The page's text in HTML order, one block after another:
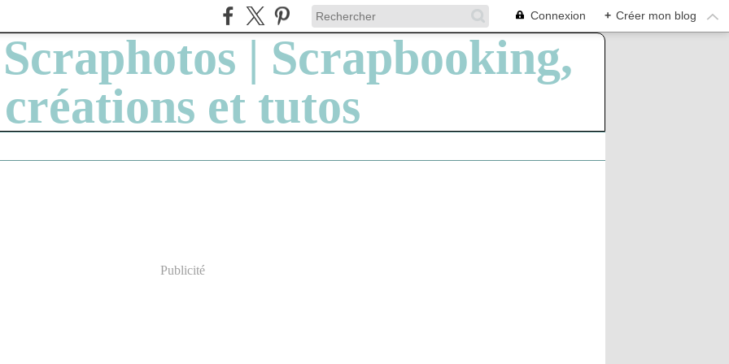
Connexion + Créer mon blog
Publicité